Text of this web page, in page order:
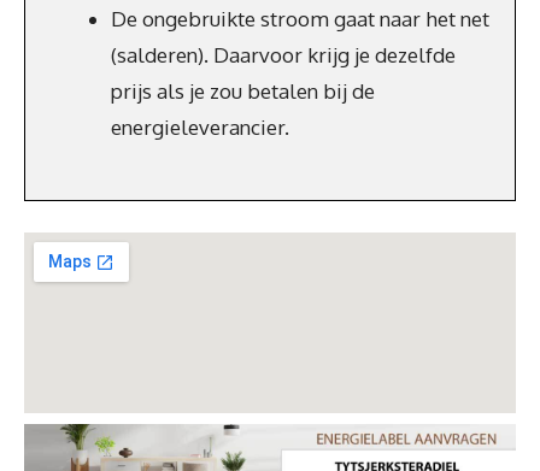
De ongebruikte stroom gaat naar het net
(salderen). Daarvoor krijg je dezelfde
prijs als je zou betalen bij de
energieleverancier.